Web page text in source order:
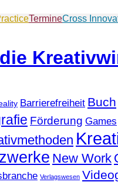
TermineCross
Barrierefreiheit Buch
Förderung Games
New Work
Verlagswesen